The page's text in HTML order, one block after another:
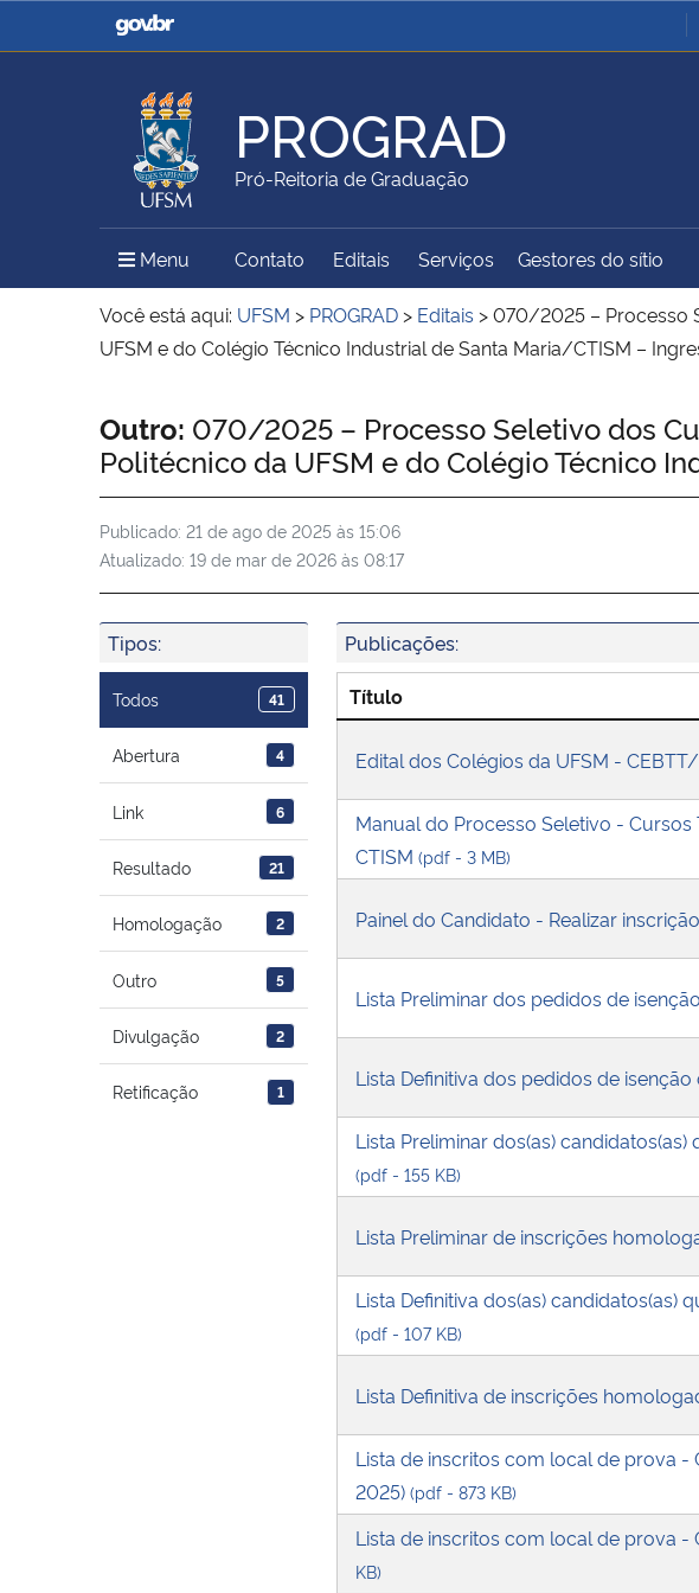
Casa Civil
Ministério da Justiça e
Ministério da
Ministério da Agricultura,
Pecuária e Abastecimento
Ministério da Educação
Ministério do Meio Ambiente Ministério do Turismo
Ministério do
Desenvolvimento
Institucional
PROGRAD
Pró-Reitoria de Graduação
Menu Menu Principal do Sítio
Contato Editais Serviços Gestores do sítio
Você está aqui: UFSM > PROGRAD > Editais >070/2025 – Processo
UFSM e do Colégio Técnico Industrial de Santa Maria/CTISM –
Início do conteúdo
Outro: 070/2025 – Processo Seletivo dos
Politécnico da UFSM e do Colégio Técnico
Publicado: 21 de ago de 2025 às 15:06
Atualizado: 19 de mar de 2026 às 08:17
Tipos:
Todos 41
Abertura 4
Link 6
Resultado 21
Homologação 2
Outro 5
Divulgação 2
Retificação 1
Publicações:
Título
Edital dos Colégios da UFSM -
Manual do Processo Seletivo - Cursos
CTISM (pdf - 3 MB)
Painel do Candidato - Realizar inscrição
Lista Preliminar dos pedidos de
Lista Definitiva dos pedidos de
Lista Preliminar dos(as)
(pdf - 155 KB)
Lista Preliminar de inscrições
Lista Definitiva dos(as) candidatos(as)
(pdf - 107 KB)
Lista Definitiva de inscrições
Lista de inscritos com local de prova
2025) (pdf - 873 KB)
Lista de inscritos com local de prova -
KB)